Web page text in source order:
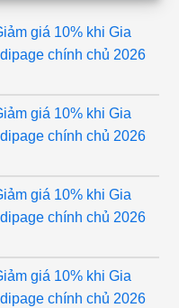
giá 10% khi Gia
chính chủ 2026
giá 10% khi Gia
chính chủ 2026
giá 10% khi Gia
chính chủ 2026
giá 10% khi Gia
chính chủ 2026